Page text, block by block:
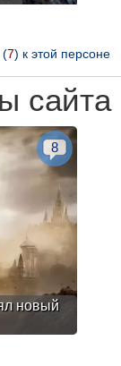
(7) к этой персоне
сайта
новый
8